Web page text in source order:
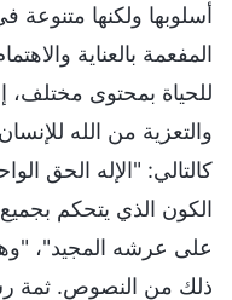
أسلوبها ولكنها متنوعة
المفعمة بالعناية
للحياة بمحتوى مختلف،
والتعزية من الله
كالتالي: "الإله الحق
الكون الذي يتحكم
على عرشه المجيد"،
ذلك من النصوص. ثمة